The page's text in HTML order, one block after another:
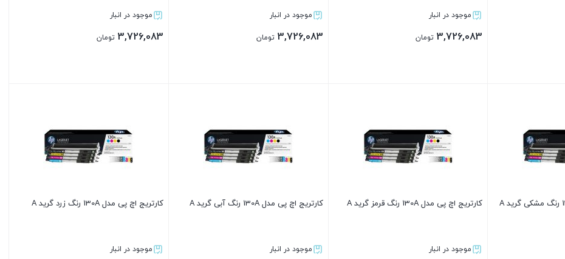
موجود در انبار
3,726,083 تومان
موجود در انبار
3,726,083 تومان
موجود در انبار
3,726,083 تومان
کارتریج اچ پی مدل 130A رنگ قرمز گرید A
موجود در انبار
کارتریج اچ پی مدل 130A رنگ آبی گرید A
موجود در انبار
کارتریج اچ پی مدل 130A رنگ زرد گرید A
موجود در انبار